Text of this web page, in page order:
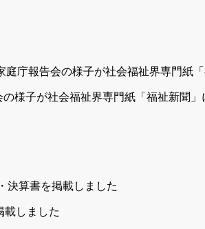
様子が社会福祉界専門紙「福祉新聞」
載しました